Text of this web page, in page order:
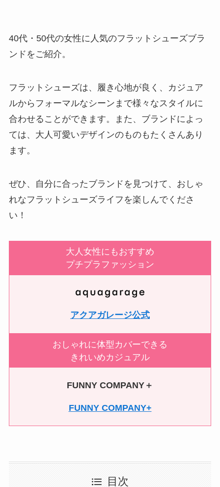
40代・50代の女性に人気のフラットシューズブラ
ンドをご紹介。
フラットシューズは、履き心地が良く、カジュア
ルからフォーマルなシーンまで様々なスタイルに
合わせることができます。また、ブランドによっ
ては、大人可愛いデザインのものもたくさんあり
ます。
ぜひ、自分に合ったブランドを見つけて、おしゃ
れなフラットシューズライフを楽しんでくださ
い！
大人女性にもおすすめ
プチプラファッション
アクアガレージ公式
おしゃれに体型カバーできる
きれいめカジュアル
FUNNY COMPANY＋
FUNNY COMPANY+
目次